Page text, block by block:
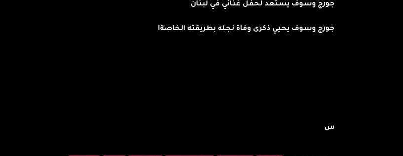
جورج وسوف يستعد لحفل غنائي في لبنان
جورج وسوف يحيي ذكرى وفاة نجله بطريقته الخاصة!
س